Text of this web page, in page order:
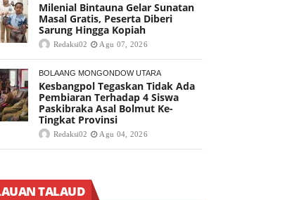
Milenial Bintauna Gelar Sunatan
Masal Gratis, Peserta Diberi
Sarung Hingga Kopiah
Redaksi02 Agu 07, 2026
BOLAANG MONGONDOW UTARA
Kesbangpol Tegaskan Tidak Ada
Pembiaran Terhadap 4 Siswa
Paskibraka Asal Bolmut Ke-
Tingkat Provinsi
Redaksi02 Agu 04, 2026
TALAUD